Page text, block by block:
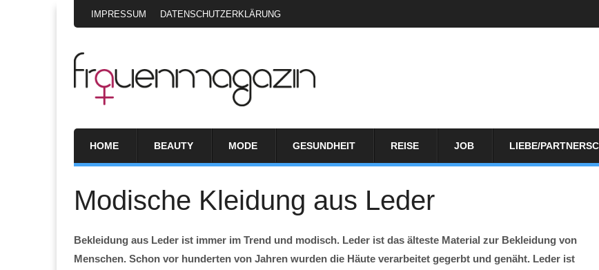
IMPRESSUM DATENSCHUTZERKLÄRUNG
HOME BEAUTY MODE GESUNDHEIT REISE JOB LIEBE/
Modische Kleidung aus Leder
Bekleidung aus Leder ist immer im Trend und modisch. Leder ist das älteste Material zur Bekleidung von
Menschen. Schon vor hunderten von Jahren wurden die Häute verarbeitet gegerbt und genäht. Leder ist